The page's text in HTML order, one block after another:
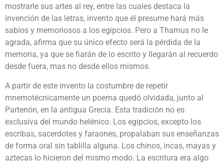
mostrarle sus artes al rey, entre las cuales destaca la
invención de las letras, invento que él presume hará más
sabios y memoriosos a los egipcios. Pero a Thamus no le
agrada, afirma que su único efecto será la pérdida de la
memoria, ya que se fiarán de lo escrito y llegarán al recuerdo
desde fuera, mas no desde ellos mismos.
A partir de este invento la costumbre de repetir
mnemotécnicamente un poema quedó olvidada, junto al
Partenón, en la antigua Grecia. Esta tradición no es
exclusiva del mundo helénico. Los egipcios, excepto los
escribas, sacerdotes y faraones, propalaban sus enseñanzas
de forma oral sin tablilla alguna. Los chinos, incas, mayas y
aztecas lo hicieron del mismo modo. La escritura era algo